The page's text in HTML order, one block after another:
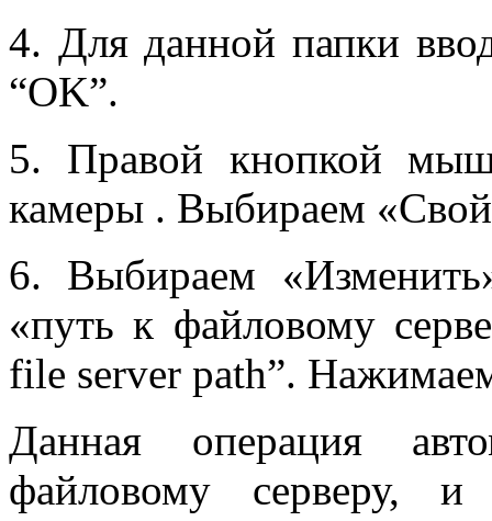
4. Для данной папки
“OK”.
5. Правой кнопкой
камеры . Выбираем «
6. Выбираем
«путь к файловому
file server path”.
Данная операция
файловому серверу,